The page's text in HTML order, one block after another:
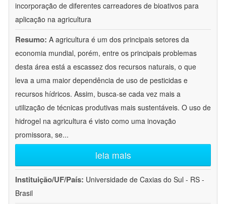
incorporação de diferentes carreadores de bioativos para
aplicação na agricultura
Resumo: A agricultura é um dos principais setores da
economia mundial, porém, entre os principais problemas
desta área está a escassez dos recursos naturais, o que
leva a uma maior dependência de uso de pesticidas e
recursos hídricos. Assim, busca-se cada vez mais a
utilização de técnicas produtivas mais sustentáveis. O uso de
hidrogel na agricultura é visto como uma inovação
promissora, se...
leia mais
Instituição/UF/País: Universidade de Caxias do Sul - RS -
Brasil